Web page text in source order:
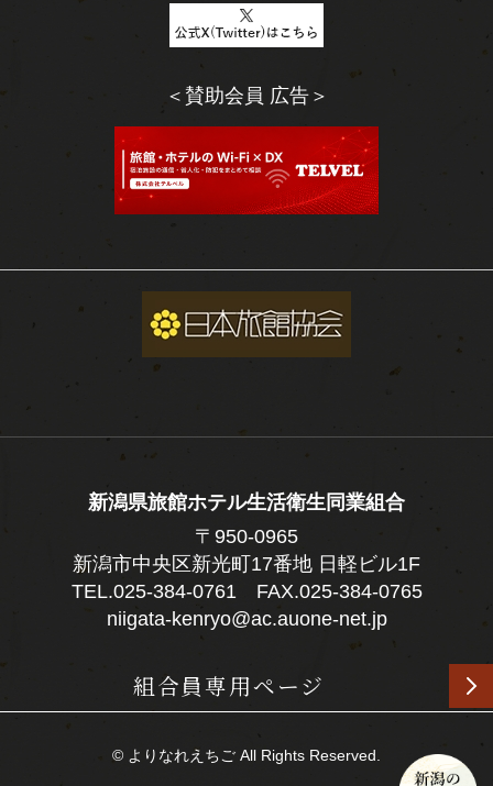
＜賛助会員 広告＞
新潟県旅館ホテル生活衛生同業組合
〒950-0965
新潟市中央区新光町17番地 日軽ビル1F
TEL.025-384-0761FAX.025-384-0765
niigata-kenryo@ac.auone-net.jp
組合員専用ページ
© よりなれえちご All Rights Reserved.